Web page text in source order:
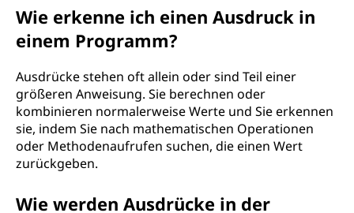
Wie erkenne ich einen Ausdruck in
einem Programm?
Ausdrücke stehen oft allein oder sind Teil einer
größeren Anweisung. Sie berechnen oder
kombinieren normalerweise Werte und Sie erkennen
sie, indem Sie nach mathematischen Operationen
oder Methodenaufrufen suchen, die einen Wert
zurückgeben.
Wie werden Ausdrücke in der